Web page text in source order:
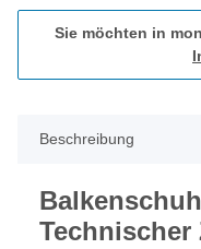
Sie möchten in
Beschreibung
Technischer